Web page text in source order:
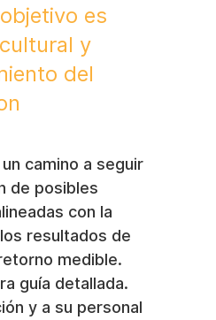
es
y
del
camino a seguir
de posibles
con la
resultados de
medible.
guía detallada.
y a su personal